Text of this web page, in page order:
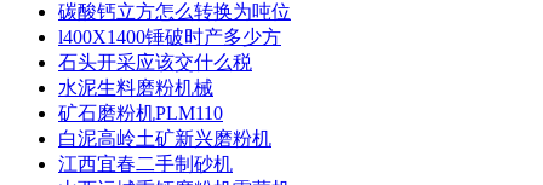
碳酸钙立方怎么转换为吨位
l400X1400锤破时产多少方
石头开采应该交什么税
水泥生料磨粉机械
矿石磨粉机PLM110
白泥高岭土矿新兴磨粉机
江西宜春二手制砂机